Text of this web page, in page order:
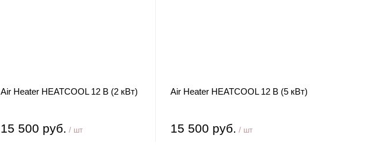
Air Heater HEATCOOL 12 В (2 кВт)
15 500 руб. / шт
Air Heater HEATCOOL 12 В (5 кВт)
15 500 руб. / шт